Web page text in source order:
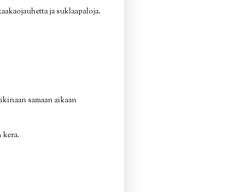
ja suklaapaloja.
samaan aikaan